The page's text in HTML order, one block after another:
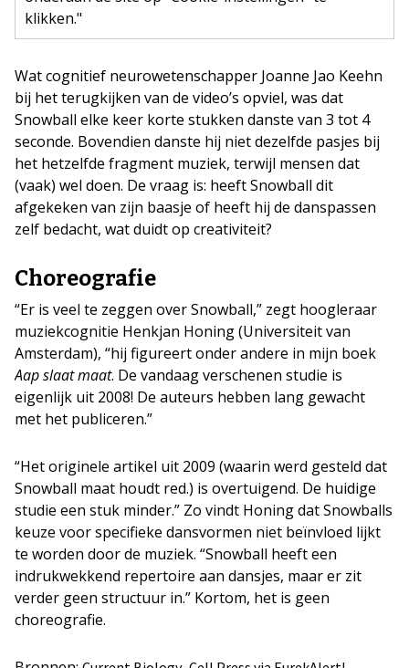
klikken."
Wat cognitief neurowetenschapper Joanne Jao Keehn
bij het terugkijken van de video’s opviel, was dat
Snowball elke keer korte stukken danste van 3 tot 4
seconde. Bovendien danste hij niet dezelfde pasjes bij
het hetzelfde fragment muziek, terwijl mensen dat
(vaak) wel doen. De vraag is: heeft Snowball dit
afgekeken van zijn baasje of heeft hij de danspassen
zelf bedacht, wat duidt op creativiteit?
Choreografie
“Er is veel te zeggen over Snowball,” zegt hoogleraar
muziekcognitie Henkjan Honing (Universiteit van
Amsterdam), “hij figureert onder andere in mijn boek
Aap slaat maat. De vandaag verschenen studie is
eigenlijk uit 2008! De auteurs hebben lang gewacht
met het publiceren.”
“Het originele artikel uit 2009 (waarin werd gesteld dat
Snowball maat houdt red.) is overtuigend. De huidige
studie een stuk minder.” Zo vindt Honing dat Snowballs
keuze voor specifieke dansvormen niet beïnvloed lijkt
te worden door de muziek. “Snowball heeft een
indrukwekkend repertoire aan dansjes, maar er zit
verder geen structuur in.” Kortom, het is geen
choreografie.